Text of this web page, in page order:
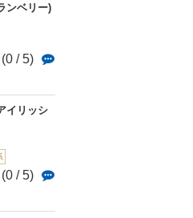
ンベリー)
/ 5)
イリッシ
/ 5)